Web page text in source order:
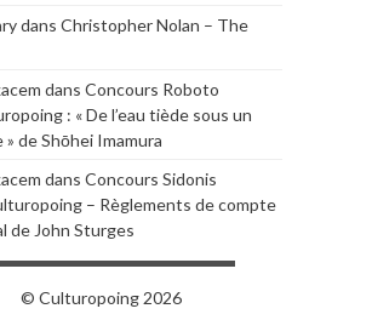
dans Christopher Nolan – The
dans Concours Roboto
: « De l’eau tiède sous un
de Shōhei Imamura
dans Concours Sidonis
– Règlements de compte
de John Sturges
© Culturopoing 2026